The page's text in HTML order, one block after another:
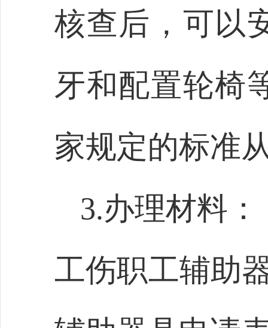
核查后，可以
牙和配置轮椅
家规定的标准
3.办理材料：
工伤职工辅助